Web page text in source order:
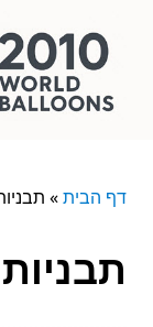
דף הבית»